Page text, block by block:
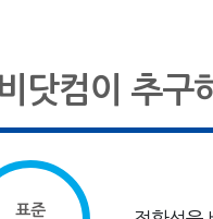
닷컴이 추구
표준